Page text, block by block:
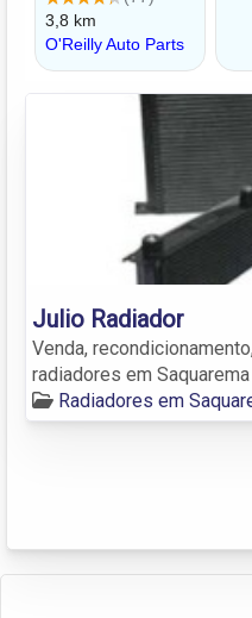
Julio Radiador
Venda,
radiadores em
Radiadores em